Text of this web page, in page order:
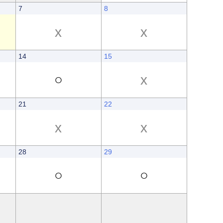
7
x
8
x
14
○
15
x
21
x
22
x
28
○
29
○